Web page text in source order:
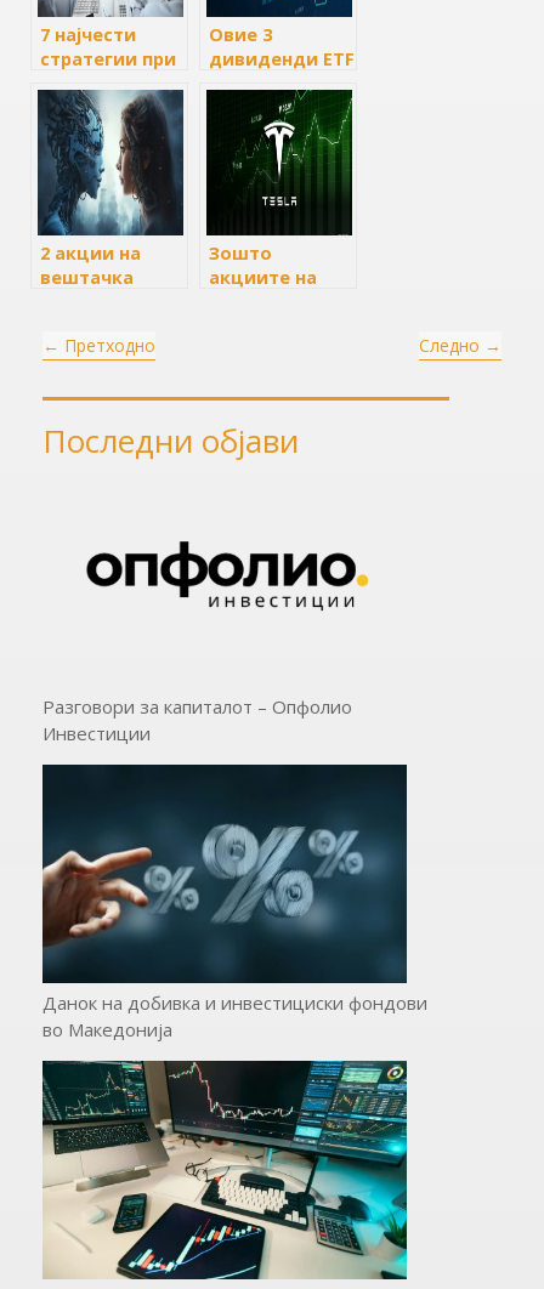
7 најчести
стратегии при
во акции
Овие 3
дивиденди ETF
пријател на
пензионерите
2 акции на
вештачка
да се купат со
да се чуваат со
Зошто
акциите на
2024 година, но
се вратија
оттогаш
← Претходно Следно →
Последни објави
Разговори за капиталот – Опфолио
Инвестиции
Данок на добивка и инвестициски фондови
во Македонија